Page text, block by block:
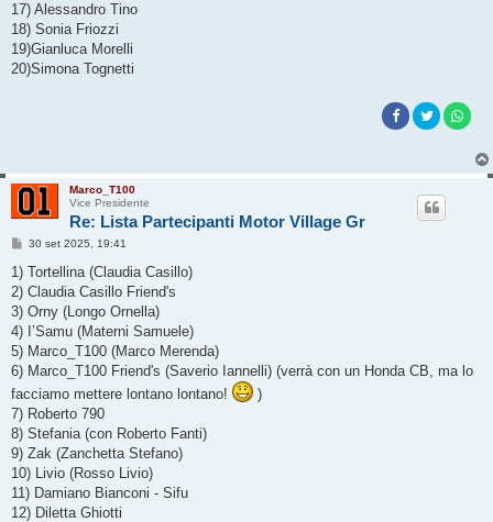
17) Alessandro Tino
18) Sonia Friozzi
19)Gianluca Morelli
20)Simona Tognetti
Marco_T100
Vice Presidente
Re: Lista Partecipanti Motor Village Gr
M
s
a
g
o
30 set 2025, 19:41
1) Tortellina (Claudia Casillo)
2) Claudia Casillo Friend's
3) Orny (Longo Ornella)
4) I’Samu (Materni Samuele)
5) Marco_T100 (Marco Merenda)
6) Marco_T100 Friend's (Saverio Iannelli) (verrà con un Honda CB, ma lo
facciamo mettere lontano lontano!
)
7) Roberto 790
8) Stefania (con Roberto Fanti)
9) Zak (Zanchetta Stefano)
10) Livio (Rosso Livio)
11) Damiano Bianconi - Sifu
12) Diletta Ghiotti